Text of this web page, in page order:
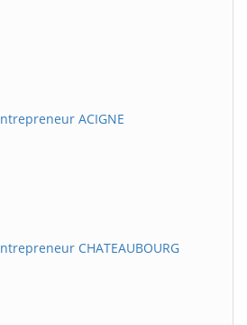
ACIGNE
CHATEAUBOURG